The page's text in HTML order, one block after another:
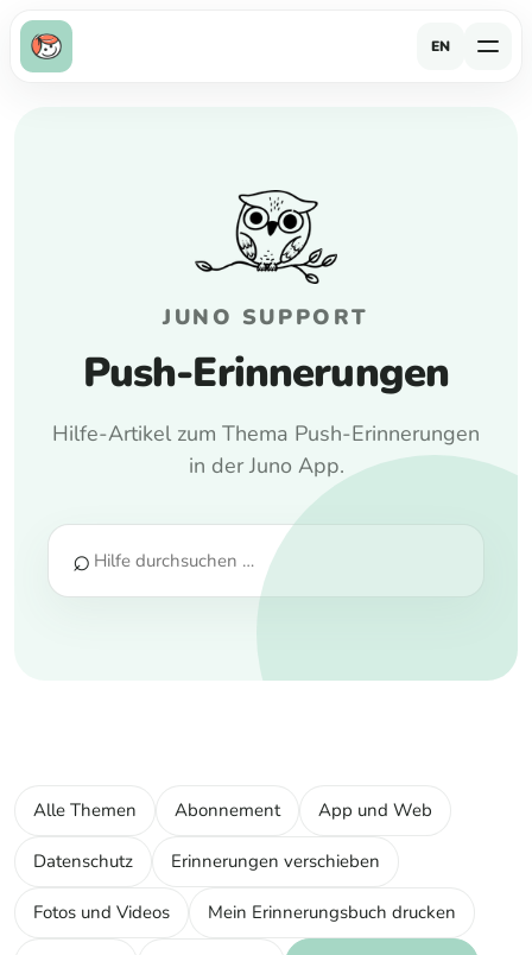
EN
JUNO SUPPORT
Push-Erinnerungen
Hilfe-Artikel zum Thema Push-Erinnerungen
in der Juno App.
⌕
Alle Themen Abonnement App und Web
Datenschutz Erinnerungen verschieben
Fotos und Videos Mein Erinnerungsbuch drucken